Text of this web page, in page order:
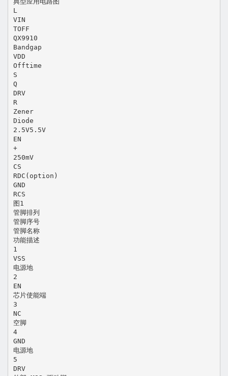
L
VIN
TOFF
QX9910
Bandgap
VDD
Offtime
S
Q
DRV
R
Zener
Diode
2.5V5.5V
EN
+
250mV
CS
RDC(option)
GND
RCS
图1
管脚排列
管脚序号
管脚名称
功能描述
1
VSS
电源地
2
EN
芯片使能端
3
NC
空脚
4
GND
电源地
5
DRV